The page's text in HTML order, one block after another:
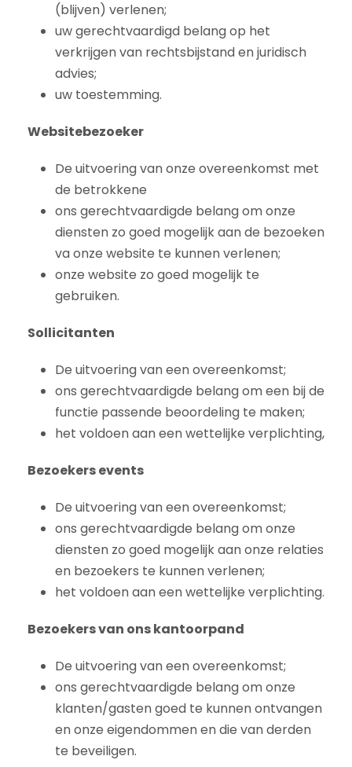
(blijven) verlenen;
uw gerechtvaardigd belang op het
verkrijgen van rechtsbijstand en juridisch
advies;
uw toestemming.
Websitebezoeker
De uitvoering van onze overeenkomst met
de betrokkene
ons gerechtvaardigde belang om onze
diensten zo goed mogelijk aan de bezoeken
va onze website te kunnen verlenen;
onze website zo goed mogelijk te
gebruiken.
Sollicitanten
De uitvoering van een overeenkomst;
ons gerechtvaardigde belang om een bij de
functie passende beoordeling te maken;
het voldoen aan een wettelijke verplichting,
Bezoekers events
De uitvoering van een overeenkomst;
ons gerechtvaardigde belang om onze
diensten zo goed mogelijk aan onze relaties
en bezoekers te kunnen verlenen;
het voldoen aan een wettelijke verplichting.
Bezoekers van ons kantoorpand
De uitvoering van een overeenkomst;
ons gerechtvaardigde belang om onze
klanten/gasten goed te kunnen ontvangen
en onze eigendommen en die van derden
te beveiligen.